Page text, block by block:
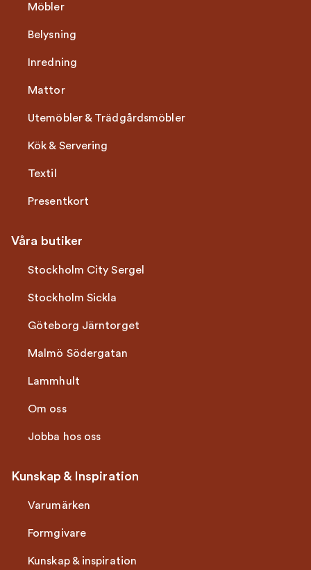
Möbler
Belysning
Inredning
Mattor
Utemöbler & Trädgårdsmöbler
Kök & Servering
Textil
Presentkort
Våra butiker
Stockholm City Sergel
Stockholm Sickla
Göteborg Järntorget
Malmö Södergatan
Lammhult
Om oss
Jobba hos oss
Kunskap & Inspiration
Varumärken
Formgivare
Kunskap & inspiration